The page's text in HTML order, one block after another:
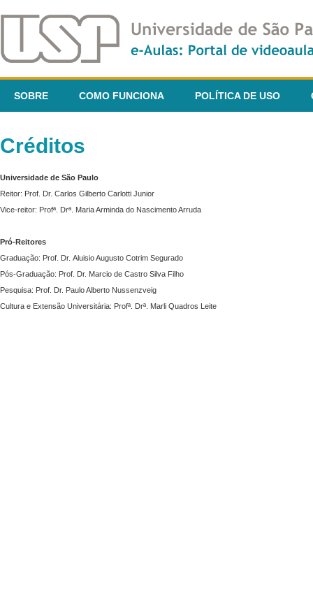
SOBRE COMO FUNCIONA POLÍTICA DE USO
Créditos
Universidade de São Paulo
Reitor: Prof. Dr. Carlos Gilberto Carlotti Junior
Vice-reitor: Profª. Drª. Maria Arminda do Nascimento Arruda
Pró-Reitores
Graduação: Prof. Dr. Aluisio Augusto Cotrim Segurado
Pós-Graduação: Prof. Dr. Marcio de Castro Silva Filho
Pesquisa: Prof. Dr. Paulo Alberto Nussenzveig
Cultura e Extensão Universitária: Profª. Drª. Marli Quadros Leite